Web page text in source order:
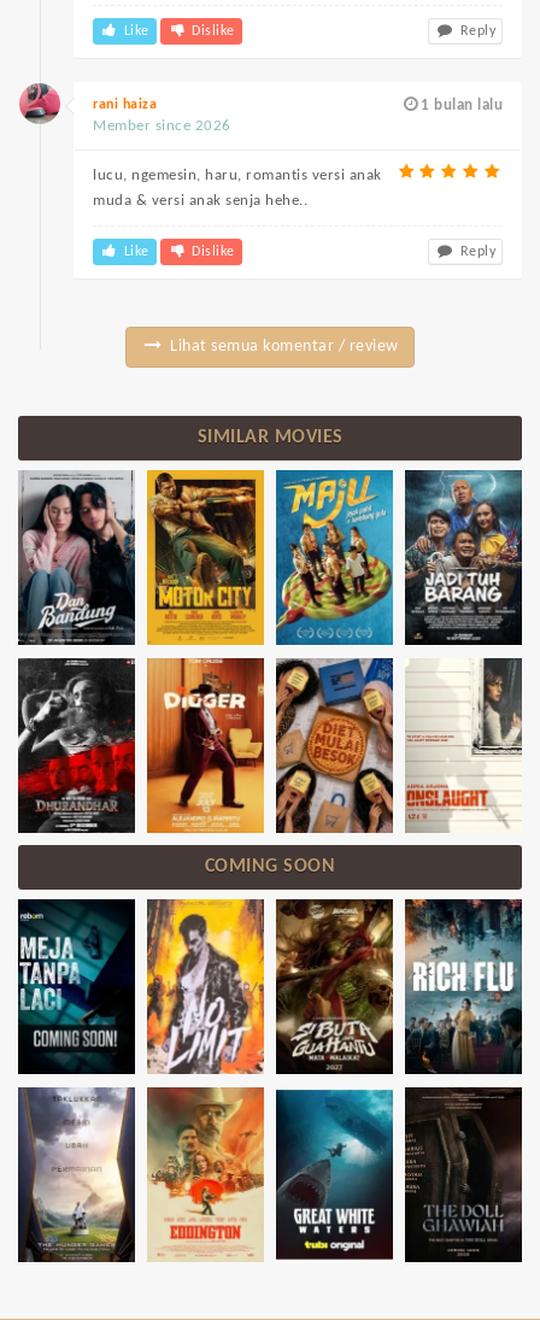
Like Dislike Reply
1 bulan lalu
rani haiza
Member since 2026
lucu, ngemesin, haru, romantis versi anak
muda & versi anak senja hehe..
Like Dislike Reply
Lihat semua komentar / review
SIMILAR MOVIES
COMING SOON